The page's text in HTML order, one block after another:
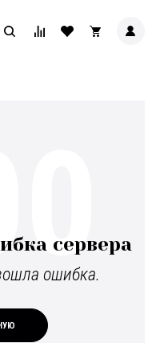
сервера
ошибка.